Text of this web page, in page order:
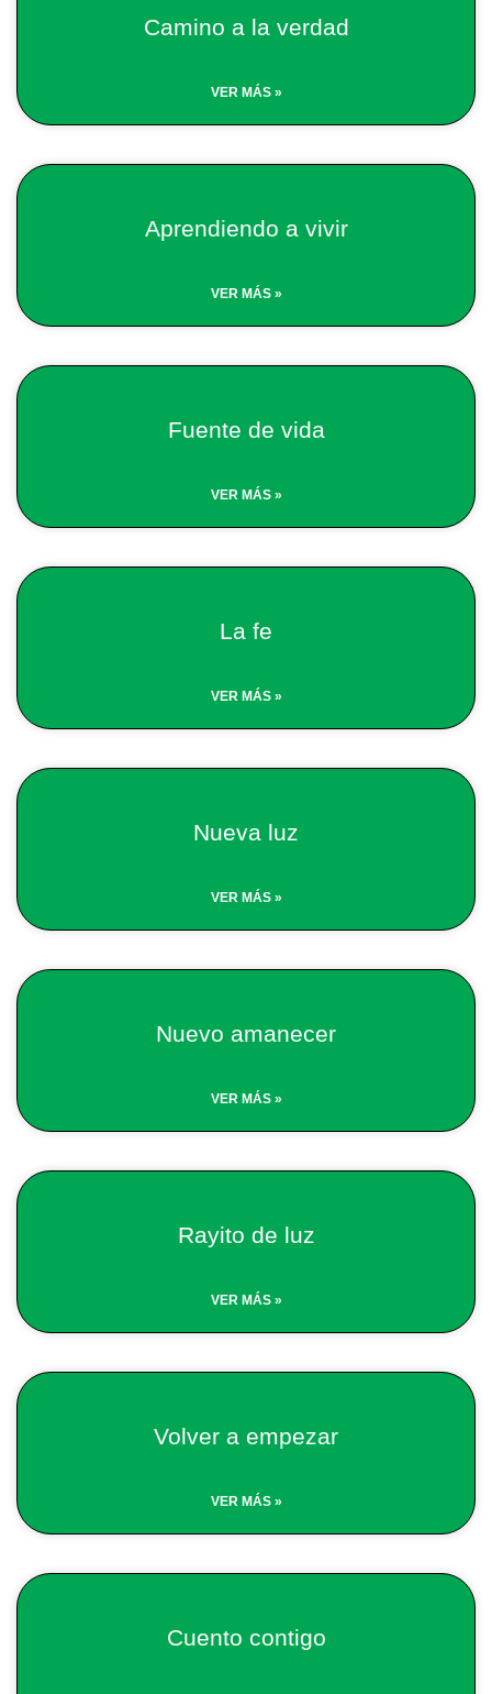
Camino a la verdad
VER MÁS »
Aprendiendo a vivir
VER MÁS »
Fuente de vida
VER MÁS »
La fe
VER MÁS »
Nueva luz
VER MÁS »
Nuevo amanecer
VER MÁS »
Rayito de luz
VER MÁS »
Volver a empezar
VER MÁS »
Cuento contigo